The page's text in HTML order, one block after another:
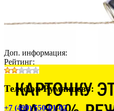
Доп. информация:
Рейтинг:
Телефон Румянцево:
+7 (499) 550-01-02